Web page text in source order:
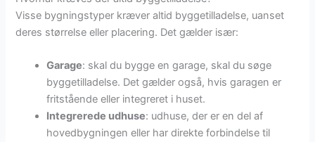
Visse bygningstyper kræver altid byggetilladelse, uanset
deres størrelse eller placering. Det gælder især:
Garage: skal du bygge en garage, skal du søge
byggetilladelse. Det gælder også, hvis garagen er
fritstående eller integreret i huset.
Integrerede udhuse: udhuse, der er en del af
hovedbygningen eller har direkte forbindelse til